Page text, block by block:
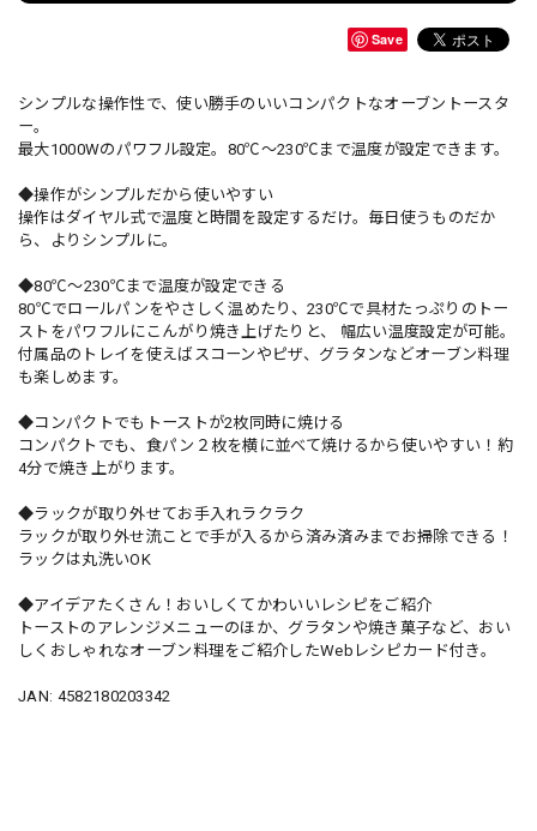
Save
シンプルな操作性で、使い勝手のいいコンパクトなオーブントースタ
ー。
最大1000Wのパワフル設定。80℃〜230℃まで温度が設定できます。
◆操作がシンプルだから使いやすい
操作はダイヤル式で温度と時間を設定するだけ。毎日使うものだか
ら、よりシンプルに。
◆80℃〜230℃まで温度が設定できる
80℃でロールパンをやさしく温めたり、230℃で具材たっぷりのトー
ストをパワフルにこんがり焼き上げたりと、 幅広い温度設定が可能。
付属品のトレイを使えばスコーンやピザ、グラタンなどオーブン料理
も楽しめます。
◆コンパクトでもトーストが2枚同時に焼ける
コンパクトでも、食パン２枚を横に並べて焼けるから使いやすい！約
4分で焼き上がります。
◆ラックが取り外せてお手入れラクラク
ラックが取り外せ流ことで手が入るから済み済みまでお掃除できる！
ラックは丸洗いOK
◆アイデアたくさん！おいしくてかわいいレシピをご紹介
トーストのアレンジメニューのほか、グラタンや焼き菓子など、おい
しくおしゃれなオーブン料理をご紹介したWebレシピカード付き。
JAN: 4582180203342